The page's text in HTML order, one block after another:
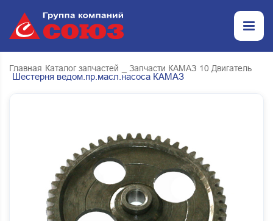
Главная Каталог запчастей _ Запчасти КАМАЗ 10 Двигатель
Шестерня ведом.пр.масл.насоса КАМАЗ